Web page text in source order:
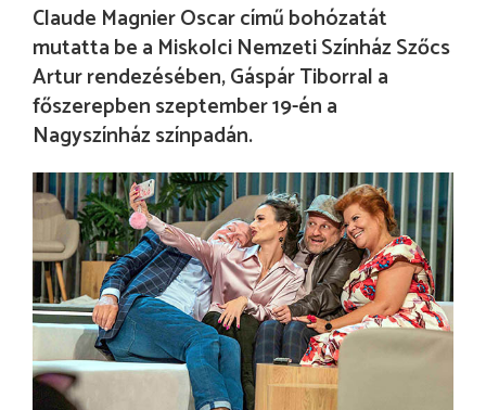
Claude Magnier Oscar című bohózatát
mutatta be a Miskolci Nemzeti Színház Szőcs
Artur rendezésében, Gáspár Tiborral a
főszerepben szeptember 19-én a
Nagyszínház színpadán.